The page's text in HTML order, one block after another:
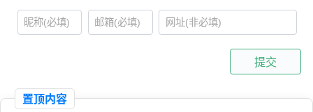
提交
置顶内容